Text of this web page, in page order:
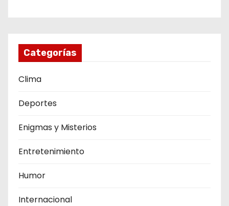
Categorías
Clima
Deportes
Enigmas y Misterios
Entretenimiento
Humor
Internacional